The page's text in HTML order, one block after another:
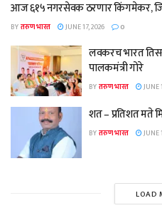
आज ६१५ नगरसेवक ठरणार किंगमेकर,
BYतरुण भारत JUNE 17, 2026 0
लवकरच भारत
पालकमंत्री गोरे
BYतरुण भारत JUNE
शत – प्रतिशत मते
BYतरुण भारत JUNE
LOAD